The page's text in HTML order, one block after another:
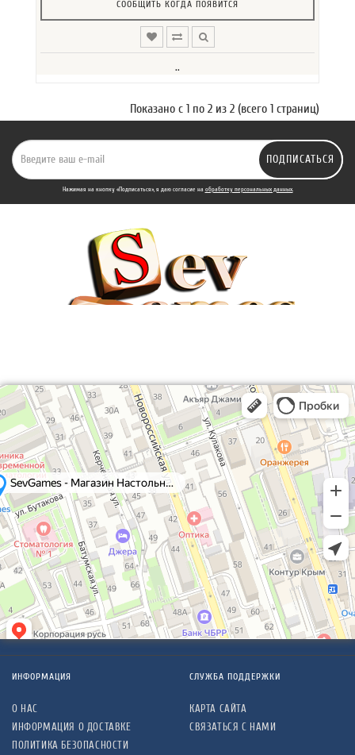
СООБЩИТЬ КОГДА ПОЯВИТСЯ
..
Показано с 1 по 2 из 2 (всего 1 страниц)
ПОДПИСАТЬСЯ
Нажимая на кнопку «Подписаться», я даю cогласие на обработку персональных данных.
ИНФОРМАЦИЯ
О НАС
ИНФОРМАЦИЯ О ДОСТАВКЕ
ПОЛИТИКА БЕЗОПАСНОСТИ
СЛУЖБА ПОДДЕРЖКИ
КАРТА САЙТА
СВЯЗАТЬСЯ С НАМИ